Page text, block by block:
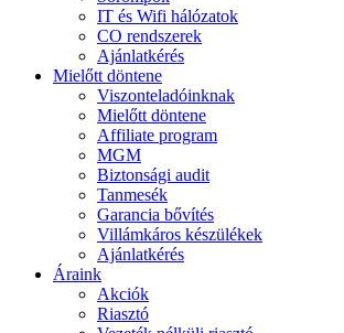
IT és Wifi hálózatok
CO rendszerek
Ajánlatkérés
Mielőtt döntene
Viszonteladóinknak
Mielőtt döntene
Affiliate program
MGM
Biztonsági audit
Tanmesék
Garancia bővítés
Villámkáros készülékek
Ajánlatkérés
Áraink
Akciók
Riasztó